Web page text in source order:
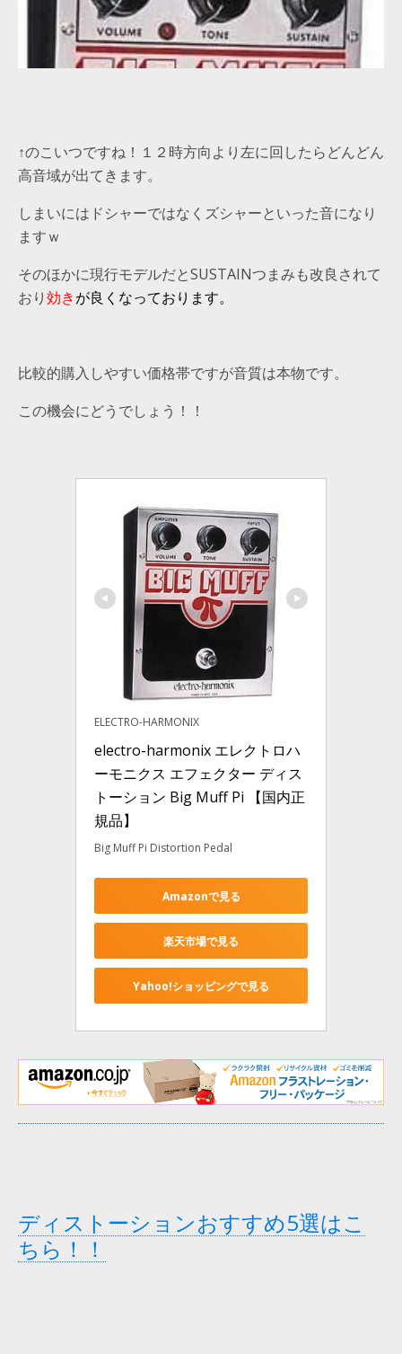
↑のこいつですね！１２時方向より左に回したらどんどん
高音域が出てきます。
しまいにはドシャーではなくズシャーといった音になり
ますｗ
そのほかに現行モデルだとSUSTAINつまみも改良されて
おり効きが良くなっております。
比較的購入しやすい価格帯ですが音質は本物です。
この機会にどうでしょう！！
ELECTRO-HARMONIX
electro-harmonix エレクトロハ
ーモニクス エフェクター ディス
トーション Big Muff Pi 【国内正
規品】
Big Muff Pi Distortion Pedal
Amazonで見る
楽天市場で見る
Yahoo!ショッピングで見る
ディストーションおすすめ5選はこ
ちら！！